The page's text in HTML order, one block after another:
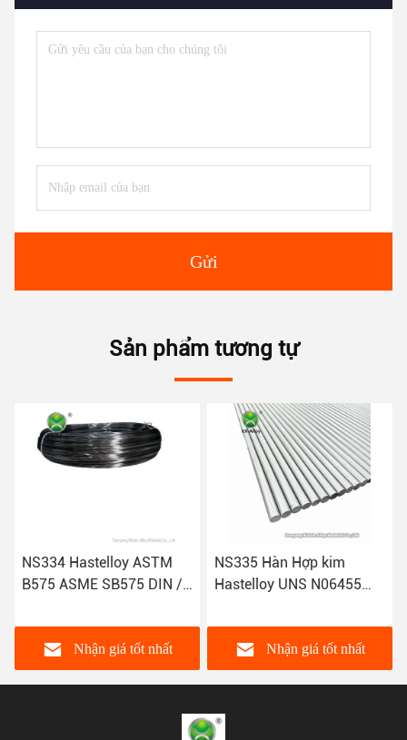
Gửi
Sản phẩm tương tự
DIN /
NS335 Hàn Hợp kim
Hastelloy UNS N06455
Nhận giá tốt nhất
GH5188 Dây hàn tấm
tấm ống Hastelloy
Nhận giá tốt